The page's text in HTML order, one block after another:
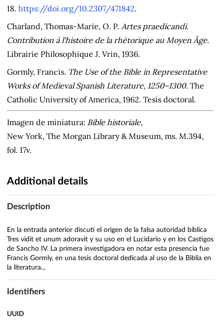
18. https://doi.org/10.2307/471842.
Charland, Thomas-Marie, O. P. Artes praedicandi.
Contribution à l'histoire de la rhétorique au Moyen Âge.
Librairie Philosophique J. Vrin, 1936.
Gormly, Francis. The Use of the Bible in Representative
Works of Medieval Spanish Literature, 1250–1300. The
Catholic University of America, 1962. Tesis doctoral.
Imagen de miniatura: Bible historiale,
New York, The Morgan Library & Museum, ms. M.394,
fol. 17v.
Additional details
Description
En la entrada anterior discutí el origen de la falsa autoridad bíblica
Tres vidit et unum adoravit y su uso en el Lucidario y en los Castigos
de Sancho IV. La primera investigadora en notar esta presencia fue
Francis Gormly, en una tesis doctoral dedicada al uso de la Biblia en
la literatura...
Identifiers
UUID